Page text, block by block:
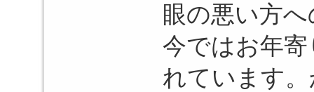
眼の悪い方
今ではお年
れています